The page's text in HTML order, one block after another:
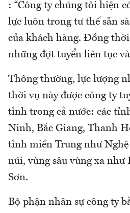
: “Công ty chúng tôi hiện
lực luôn trong tư thế sẵn
của khách hàng. Đồng
những đợt tuyển liên tục
Thông thường, lực lượng
thời vụ này được công ty
tỉnh trong cả nước: các
Ninh, Bắc Giang, Thanh
tỉnh miền Trung như
núi, vùng sâu vùng xa như
Sơn.
Bộ phận nhân sự công ty